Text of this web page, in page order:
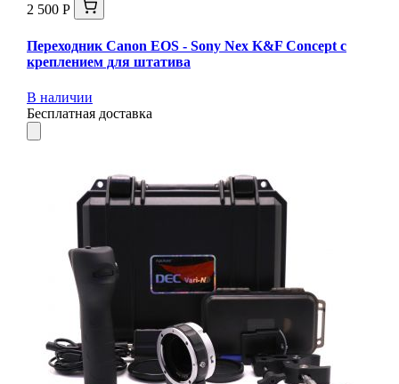
2 500 Р
Переходник Canon EOS - Sony Nex K&F Concept с
креплением для штатива
В наличии
Бесплатная доставка